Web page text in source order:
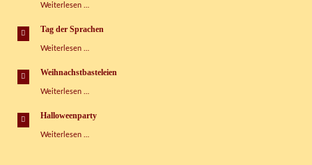
Weiterlesen …
Tag der Sprachen
Weiterlesen …
Sprachen
Weihnachstbasteleien
Weiterlesen …
Halloweenparty
Weiterlesen …